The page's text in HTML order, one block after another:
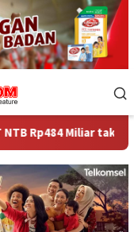
Muncul dalam LHP